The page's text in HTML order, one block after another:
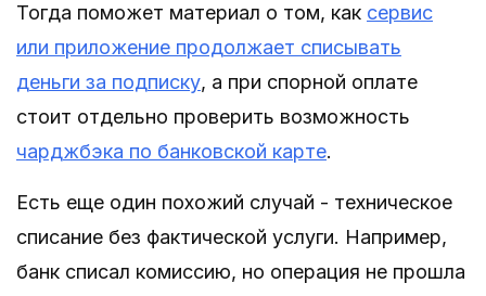
Тогда поможет материал о том, как сервис
или приложение продолжает списывать
деньги за подписку, а при спорной оплате
стоит отдельно проверить возможность
чарджбэка по банковской карте.
Есть еще один похожий случай - техническое
списание без фактической услуги. Например,
банк списал комиссию, но операция не прошла